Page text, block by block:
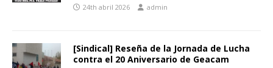
24th abril 2026 admin
[Sindical] Reseña de la Jornada de Lucha
contra el 20 Aniversario de Geacam